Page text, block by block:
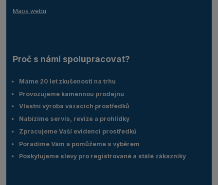
Mapa webu
Proč s námi spolupracovat?
Máme 20 let zkušeností na trhu
Provozujeme kamennou prodejnu
Vlastní výroba vázacích prostředků
Nabízíme servis, revize a prohlídky
Zpracujeme Vaší evidenci prostředků
Poradíme Vám a pomůžeme s výběrem
Poskytujeme slevy pro registrované a stálé zákazníky